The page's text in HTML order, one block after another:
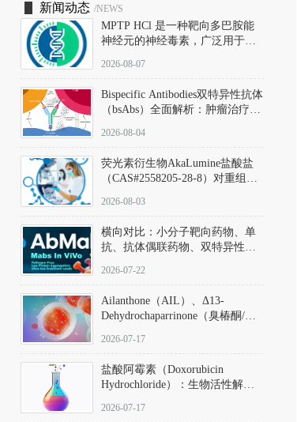
新闻动态 /NEWS
MPTP HCl 是一种靶向多巴胺能
神经元的神经毒素，广泛用于构
以盐酸盐形式存在，可触发线粒
体介导的神经元凋亡。其经典应
用即为选择性损毁中脑黑质致密
部多巴胺能神经元，从而可靠模
拟帕金森病的核心病理与行为表
2026-08-07
Bispecific Antibodies双特异性抗体
（bsAbs）全面解析：肿瘤治疗的
2026-08-04
荧光素衍生物AkaLumine盐酸盐
（CAS#2558205-28-8）对重组萤
数（Km）为2.06 μM；其近红外
发光特性赋予优异的组织穿透能
力，大幅增强成像信噪比，从而
实现活体动物模型中极低给药剂
量下的高灵敏度、非侵入式生物
2026-08-03
横向对比：小分子靶向药物、单
抗、抗体偶联药物、双特异性抗
及应用瓶颈
2026-07-22
Ailanthone（AIL）、Δ13-
Dehydrochaparrinone（臭椿酮/臭
DKM货号 D806885
2026-07-17
盐酸阿霉素（Doxorubicin
Hydrochloride）：生物活性解
范
2026-07-17